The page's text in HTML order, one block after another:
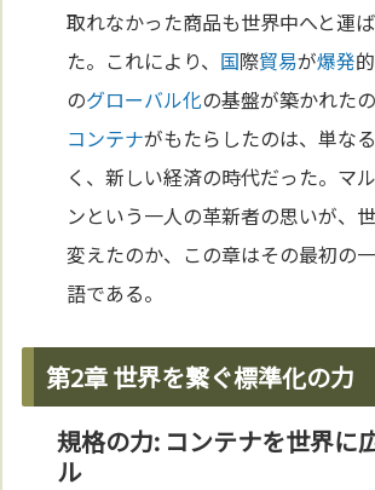
取れなかった商品も世界中へと運
た。これにより、 国際貿易が爆発
のグローバル化の基盤が築かれた
コンテナがもたらしたのは、単な
く、新しい経済の時代だった。マ
ンという一人の革新者の思いが、
変えたのか、この章はその最初の
語である。
第2章 世界を繋ぐ標準化の力
規格の力: コンテナを世界に
ル